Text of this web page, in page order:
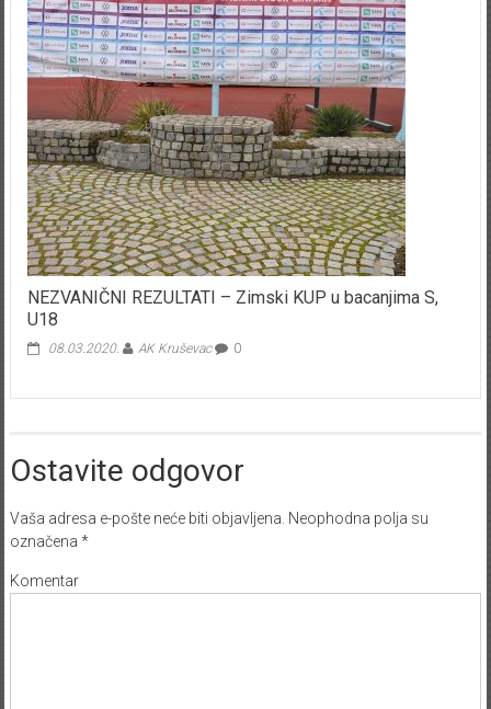
NEZVANIČNI REZULTATI – Zimski KUP u bacanjima S,
U18
08.03.2020. AK Kruševac 0
Ostavite odgovor
Vaša adresa e-pošte neće biti objavljena. Neophodna polja su
označena *
Komentar